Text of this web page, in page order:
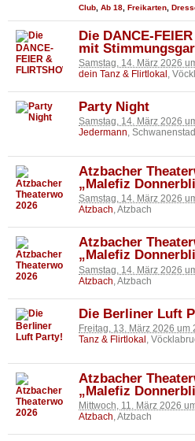
Club Ab 18 Freikarten
Die DANCE-
mit
Samstag, 14. März 2026
dein Tanz & Flirtlokal ,
Party Night
Samstag, 14. März 2026
Jedermann,
Atzbacher
„Malefiz
Samstag, 14. März 2026
Atzbach, Atzbach
Atzbacher
„Malefiz
Samstag, 14. März 2026
Atzbach , Atzbach
Die Berliner Luft
Freitag, 13. März 2026 um
Tanz & Flirtlokal ,
Atzbacher
„Malefiz
Mittwoch, 11. März 2026
Atzbach, Atzbach